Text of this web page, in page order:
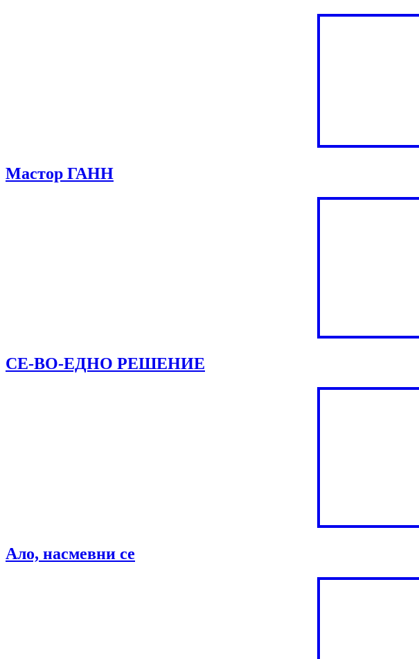
Мастор ГАНН
СЕ-ВО-ЕДНО РЕШЕНИЕ
Ало, насмевни се